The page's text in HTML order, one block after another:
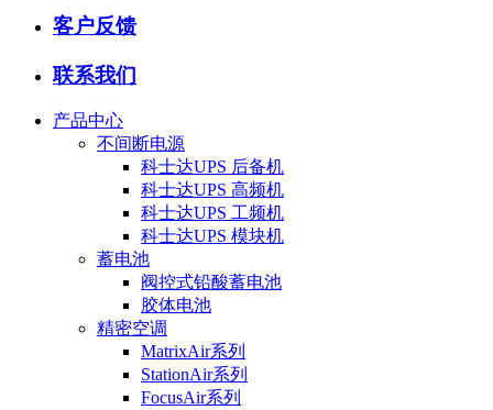
客户反馈
联系我们
产品中心
不间断电源
科士达UPS 后备机
科士达UPS 高频机
科士达UPS 工频机
科士达UPS 模块机
蓄电池
阀控式铅酸蓄电池
胶体电池
精密空调
MatrixAir系列
StationAir系列
FocusAir系列